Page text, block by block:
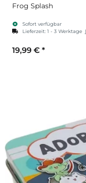
Frog Splash
Sofort verfügbar
Lieferzeit: 1 - 3 Werktage
19,99 € *